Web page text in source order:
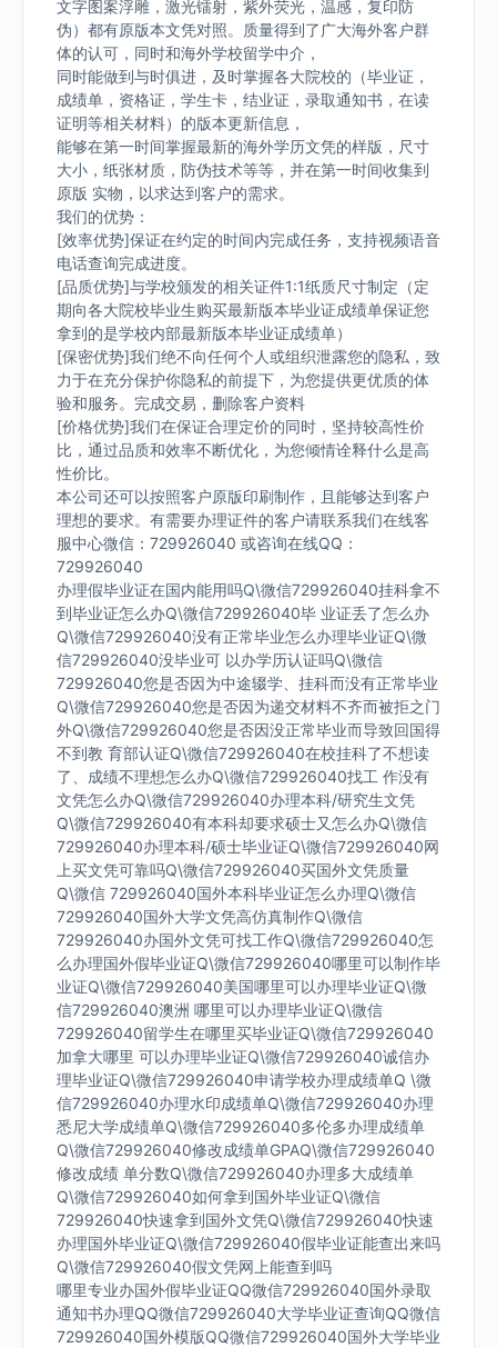
文字图案浮雕，激光镭射，紫外荧光，温感，复印防
伪）都有原版本文凭对照。质量得到了广大海外客户群
体的认可，同时和海外学校留学中介，
同时能做到与时俱进，及时掌握各大院校的（毕业证，
成绩单，资格证，学生卡，结业证，录取通知书，在读
证明等相关材料）的版本更新信息，
能够在第一时间掌握最新的海外学历文凭的样版，尺寸
大小，纸张材质，防伪技术等等，并在第一时间收集到
原版 实物，以求达到客户的需求。
我们的优势：
[效率优势]保证在约定的时间内完成任务，支持视频语音
电话查询完成进度。
[品质优势]与学校颁发的相关证件1:1纸质尺寸制定（定
期向各大院校毕业生购买最新版本毕业证成绩单保证您
拿到的是学校内部最新版本毕业证成绩单）
[保密优势]我们绝不向任何个人或组织泄露您的隐私，致
力于在充分保护你隐私的前提下，为您提供更优质的体
验和服务。完成交易，删除客户资料
[价格优势]我们在保证合理定价的同时，坚持较高性价
比，通过品质和效率不断优化，为您倾情诠释什么是高
性价比。
本公司还可以按照客户原版印刷制作，且能够达到客户
理想的要求。有需要办理证件的客户请联系我们在线客
服中心微信：729926040 或咨询在线QQ：
729926040
办理假毕业证在国内能用吗Q\微信729926040挂科拿不
到毕业证怎么办Q\微信729926040毕 业证丢了怎么办
Q\微信729926040没有正常毕业怎么办理毕业证Q\微
信729926040没毕业可 以办学历认证吗Q\微信
729926040您是否因为中途辍学、挂科而没有正常毕业
Q\微信729926040您是否因为递交材料不齐而被拒之门
外Q\微信729926040您是否因没正常毕业而导致回国得
不到教 育部认证Q\微信729926040在校挂科了不想读
了、成绩不理想怎么办Q\微信729926040找工 作没有
文凭怎么办Q\微信729926040办理本科/研究生文凭
Q\微信729926040有本科却要求硕士又怎么办Q\微信
729926040办理本科/硕士毕业证Q\微信729926040网
上买文凭可靠吗Q\微信729926040买国外文凭质量
Q\微信 729926040国外本科毕业证怎么办理Q\微信
729926040国外大学文凭高仿真制作Q\微信
729926040办国外文凭可找工作Q\微信729926040怎
么办理国外假毕业证Q\微信729926040哪里可以制作毕
业证Q\微信729926040美国哪里可以办理毕业证Q\微
信729926040澳洲 哪里可以办理毕业证Q\微信
729926040留学生在哪里买毕业证Q\微信729926040
加拿大哪里 可以办理毕业证Q\微信729926040诚信办
理毕业证Q\微信729926040申请学校办理成绩单Q \微
信729926040办理水印成绩单Q\微信729926040办理
悉尼大学成绩单Q\微信729926040多伦多办理成绩单
Q\微信729926040修改成绩单GPAQ\微信729926040
修改成绩 单分数Q\微信729926040办理多大成绩单
Q\微信729926040如何拿到国外毕业证Q\微信
729926040快速拿到国外文凭Q\微信729926040快速
办理国外毕业证Q\微信729926040假毕业证能查出来吗
Q\微信729926040假文凭网上能查到吗
哪里专业办国外假毕业证QQ微信729926040国外录取
通知书办理QQ微信729926040大学毕业证查询QQ微信
729926040国外模版QQ微信729926040国外大学毕业